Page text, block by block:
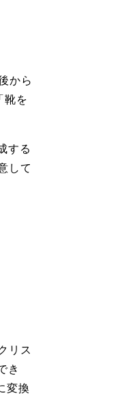
から
靴を
する
して
リス
き
変換